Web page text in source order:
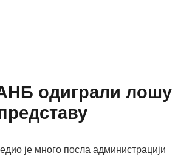
одиграли лошу
је много посла администрацији